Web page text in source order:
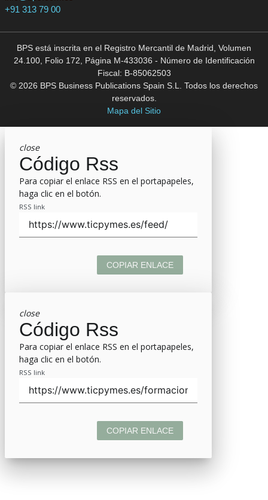
+91 313 79 00
BPS está inscrita en el Registro Mercantil de Madrid, Volumen
24.100, Folio 172, Página M-433036 - Número de Identificación
Fiscal: B-85062503
© 2026 BPS Business Publications Spain S.L. Todos los derechos
reservados.
Mapa del Sitio
close
Código Rss
Para copiar el enlace RSS en el portapapeles,
haga clic en el botón.
RSS link
COPIAR ENLACE
close
Código Rss
Para copiar el enlace RSS en el portapapeles,
haga clic en el botón.
RSS link
COPIAR ENLACE